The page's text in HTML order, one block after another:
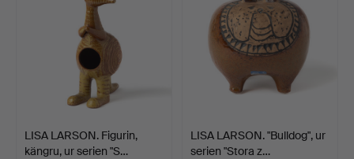
LISA LARSON. Figurin,
kängru, ur serien "S…
LISA LARSON. "Bulldog", ur
serien "Stora z…